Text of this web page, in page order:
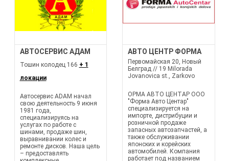
АВТОСЕРВИС АДАМ
Тошин колодец 166 + 1
локации
Автосервис ADAM начал
свою деятельность 9 июня
1981 года,
специализируясь на
услугах по работе с
шинами, продаже шин,
выравнивании колес и
ремонте дисков. Наша цель
– предоставлять
АВТО ЦЕНТР ФОРМА
Первомайская 20, Новый
Белград // 19 Milorada
Jovanovica st., Zarkovo
ОРМА АВТО ЦЕНТАР ООО
"Форма Авто Центар"
специализируется на
импорте, дистрибуции и
розничной продаже
запасных автозапчастей, а
также обслуживании
японских и корейских
автомобилей. Компания
работает под названием